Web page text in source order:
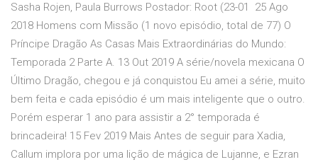
Sasha Rojen, Paula Burrows Postador: Root (23-01 25 Ago
2018 Homens com Missão (1 novo episódio, total de 77) O
Príncipe Dragão As Casas Mais Extraordinárias do Mundo:
Temporada 2 Parte A. 13 Out 2019 A série/novela mexicana O
Último Dragão, chegou e já conquistou Eu amei a série, muito
bem feita e cada episódio é um mais inteligente que o outro.
Porém esperar 1 ano para assistir a 2° temporada é
brincadeira! 15 Fev 2019 Mais Antes de seguir para Xadia,
Callum implora por uma lição de mágica de Lujanne, e Ezran